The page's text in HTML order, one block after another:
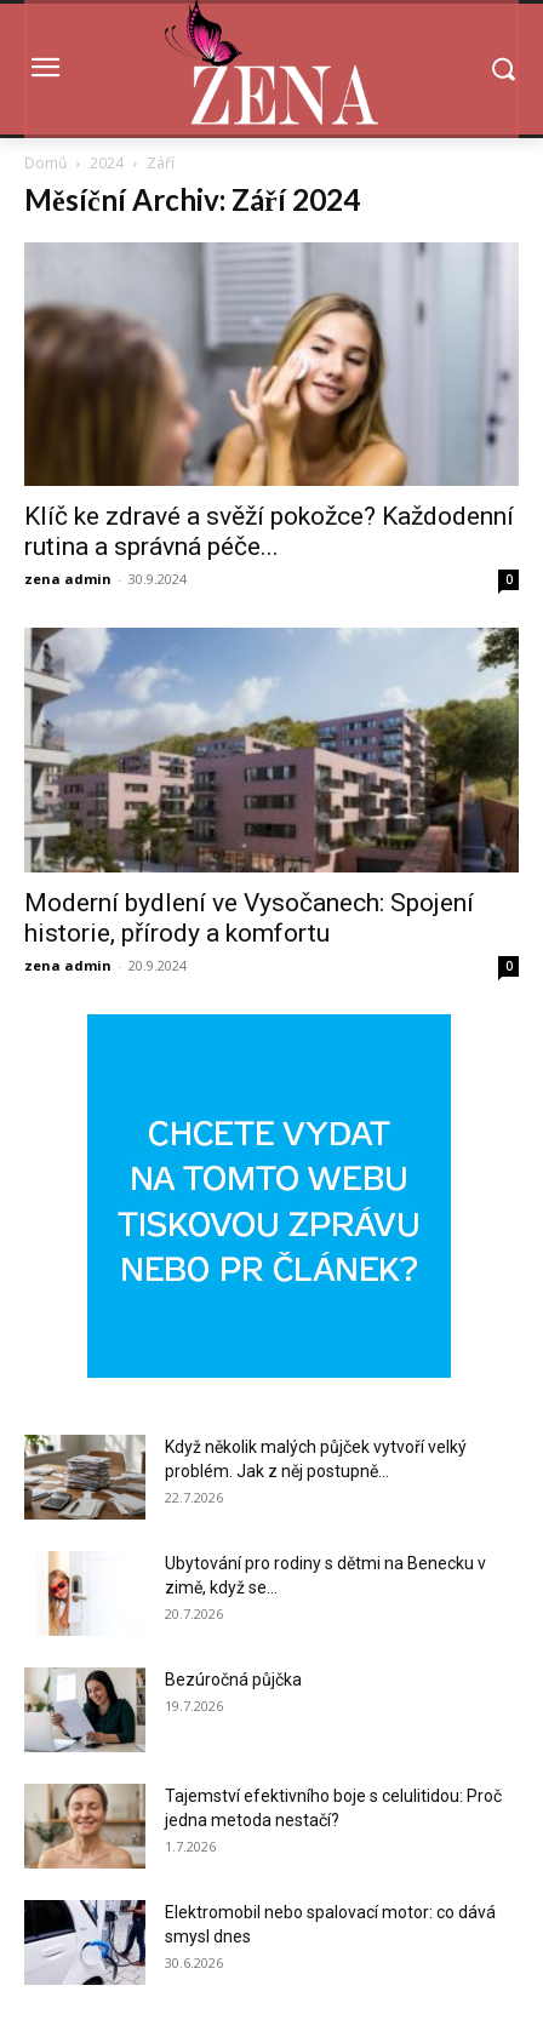
Domů 2024 Září
Měsíční Archiv: Září 2024
Klíč ke zdravé a svěží pokožce? Každodenní
rutina a správná péče...
zena admin - 30.9.2024 0
Moderní bydlení ve Vysočanech: Spojení
historie, přírody a komfortu
zena admin - 20.9.2024 0
Když několik malých půjček vytvoří velký
problém. Jak z něj postupně...
22.7.2026
Ubytování pro rodiny s dětmi na Benecku v
zimě, když se...
20.7.2026
Bezúročná půjčka
19.7.2026
Tajemství efektivního boje s celulitidou: Proč
jedna metoda nestačí?
1.7.2026
Elektromobil nebo spalovací motor: co dává
smysl dnes
30.6.2026